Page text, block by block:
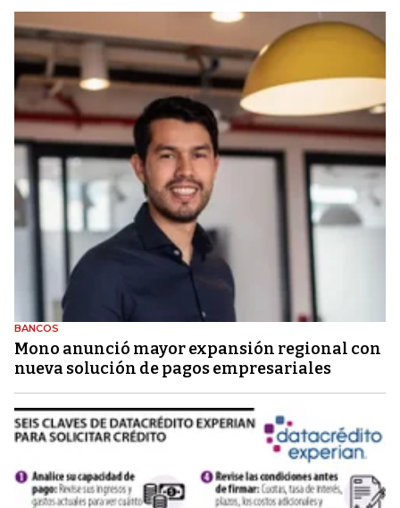
BANCOS
Mono anunció mayor expansión regional con
nueva solución de pagos empresariales